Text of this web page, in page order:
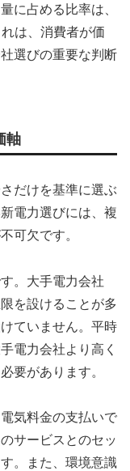
に占める比率は、
は、消費者が価
選びの重要な判断
軸
だけを基準に選ぶ
電力選びには、複
可欠です。
。大手電力会社
を設けることが多
ていません。平時
電力会社より高く
要があります。
気料金の支払いで
サービスとのセッ
。また、環境意識